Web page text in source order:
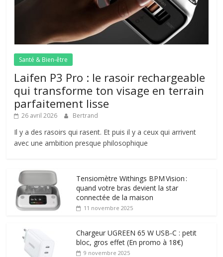
Santé & Bien-être
Laifen P3 Pro : le rasoir rechargeable
qui transforme ton visage en terrain
parfaitement lisse
26 avril 2026 Bertrand
Il y a des rasoirs qui rasent. Et puis il y a ceux qui arrivent
avec une ambition presque philosophique
Tensiomètre Withings BPM Vision :
quand votre bras devient la star
connectée de la maison
11 novembre 2025
Chargeur UGREEN 65 W USB-C : petit
bloc, gros effet (En promo à 18€)
9 novembre 2025